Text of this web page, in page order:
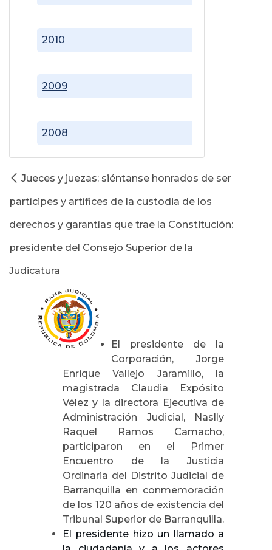
2008
2009
2010
Jueces y juezas: siéntanse honrados de ser
partícipes y artífices de la custodia de los
derechos y garantías que trae la Constitución:
presidente del Consejo Superior de la
Judicatura
El presidente de la
Corporación, Jorge
Enrique Vallejo Jaramillo, la
magistrada Claudia Expósito
Vélez y la directora Ejecutiva de
Administración Judicial, Naslly
Raquel Ramos Camacho,
participaron en el Primer
Encuentro de la Justicia
Ordinaria del Distrito Judicial de
Barranquilla en conmemoración
de los 120 años de existencia del
Tribunal Superior de Barranquilla.
El presidente hizo un llamado a